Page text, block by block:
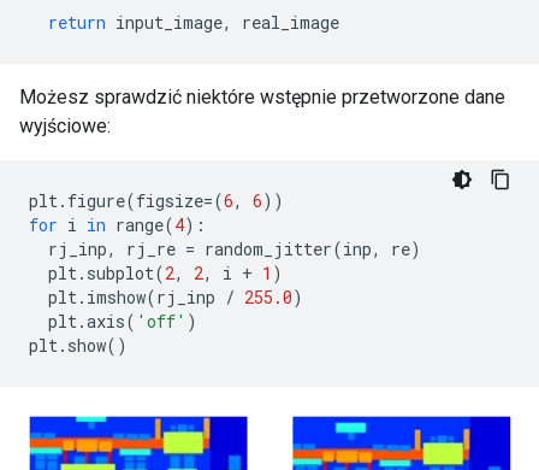
return input_image, real_image
Możesz sprawdzić niektóre wstępnie przetworzone dane
wyjściowe:
plt. figure(figsize=(6, 6))
for i in range(4):
rj_inp, rj_re = random_jitter(inp, re)
plt. subplot(2, 2, i + 1 )
plt. imshow(rj_inp / 255.0)
plt.axis( 'off' )
plt. show()